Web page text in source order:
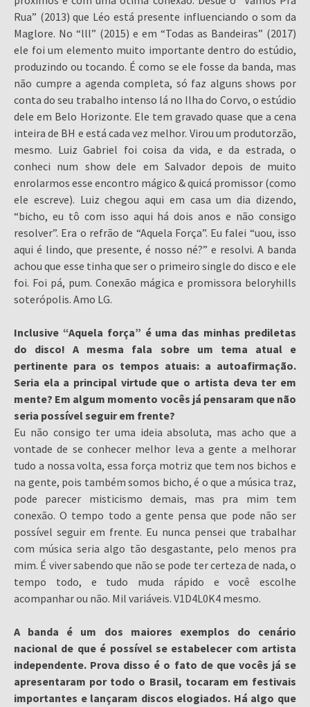
Rua” (2013) que Léo está presente influenciando o som da
Maglore. No “lll” (2015) e em “Todas as Bandeiras” (2017)
ele foi um elemento muito importante dentro do estúdio,
produzindo ou tocando. É como se ele fosse da banda, mas
não cumpre a agenda completa, só faz alguns shows por
conta do seu trabalho intenso lá no Ilha do Corvo, o estúdio
dele em Belo Horizonte. Ele tem gravado quase que a cena
inteira de BH e está cada vez melhor. Virou um produtorzão,
mesmo. Luiz Gabriel foi coisa da vida, e da estrada, o
conheci num show dele em Salvador depois de muito
enrolarmos esse encontro mágico & quicá promissor (como
ele escreve). Luiz chegou aqui em casa um dia dizendo,
“bicho, eu tô com isso aqui há dois anos e não consigo
resolver”. Era o refrão de “Aquela Força”. Eu falei “uou, isso
aqui é lindo, que presente, é nosso né?” e resolvi. A banda
achou que esse tinha que ser o primeiro single do disco e ele
foi. Foi pá, pum. Conexão mágica e promissora beloryhills
soterópolis. Amo LG.
Inclusive “Aquela força” é uma das minhas prediletas
do disco! A mesma fala sobre um tema atual e
pertinente para os tempos atuais: a autoafirmação.
Seria ela a principal virtude que o artista deva ter em
mente? Em algum momento vocês já pensaram que não
seria possível seguir em frente?
Eu não consigo ter uma ideia absoluta, mas acho que a
vontade de se conhecer melhor leva a gente a melhorar
tudo a nossa volta, essa força motriz que tem nos bichos e
na gente, pois também somos bicho, é o que a música traz,
pode parecer misticismo demais, mas pra mim tem
conexão. O tempo todo a gente pensa que pode não ser
possível seguir em frente. Eu nunca pensei que trabalhar
com música seria algo tão desgastante, pelo menos pra
mim. É viver sabendo que não se pode ter certeza de nada, o
tempo todo, e tudo muda rápido e você escolhe
acompanhar ou não. Mil variáveis. V1D4L0K4 mesmo.
A banda é um dos maiores exemplos do cenário
nacional de que é possível se estabelecer com artista
independente. Prova disso é o fato de que vocês já se
apresentaram por todo o Brasil, tocaram em festivais
importantes e lançaram discos elogiados. Há algo que